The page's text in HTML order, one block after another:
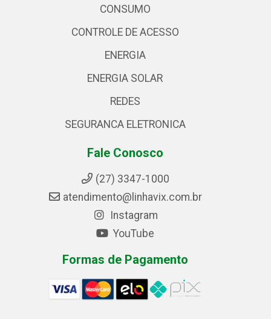
CONSUMO
CONTROLE DE ACESSO
ENERGIA
ENERGIA SOLAR
REDES
SEGURANCA ELETRONICA
Fale Conosco
(27) 3347-1000
atendimento@linhavix.com.br
Instagram
YouTube
Formas de Pagamento